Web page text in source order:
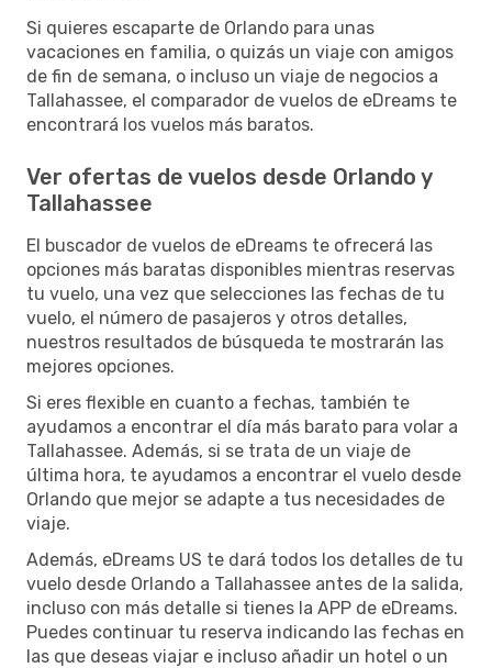
Si quieres escaparte de Orlando para unas
vacaciones en familia, o quizás un viaje con amigos
de fin de semana, o incluso un viaje de negocios a
Tallahassee, el comparador de vuelos de eDreams te
encontrará los vuelos más baratos.
Ver ofertas de vuelos desde Orlando y
Tallahassee
El buscador de vuelos de eDreams te ofrecerá las
opciones más baratas disponibles mientras reservas
tu vuelo, una vez que selecciones las fechas de tu
vuelo, el número de pasajeros y otros detalles,
nuestros resultados de búsqueda te mostrarán las
mejores opciones.
Si eres flexible en cuanto a fechas, también te
ayudamos a encontrar el día más barato para volar a
Tallahassee. Además, si se trata de un viaje de
última hora, te ayudamos a encontrar el vuelo desde
Orlando que mejor se adapte a tus necesidades de
viaje.
Además, eDreams US te dará todos los detalles de tu
vuelo desde Orlando a Tallahassee antes de la salida,
incluso con más detalle si tienes la APP de eDreams.
Puedes continuar tu reserva indicando las fechas en
las que deseas viajar e incluso añadir un hotel o un